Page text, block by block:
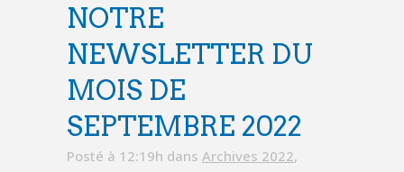
NOTRE
NEWSLETTER DU
MOIS DE
SEPTEMBRE 2022
Posté à 12:19h dans Archives 2022,